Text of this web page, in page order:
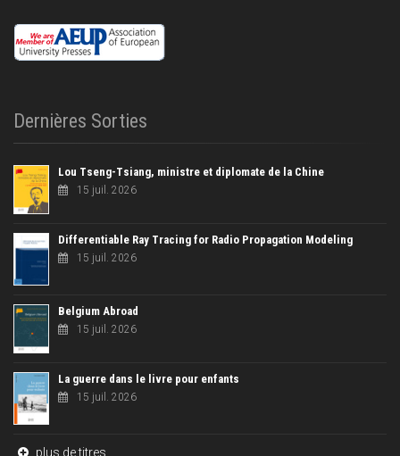
Dernières Sorties
Lou Tseng-Tsiang, ministre et diplomate de la Chine
15 juil. 2026
Differentiable Ray Tracing for Radio Propagation Modeling
15 juil. 2026
Belgium Abroad
15 juil. 2026
La guerre dans le livre pour enfants
15 juil. 2026
plus de titres